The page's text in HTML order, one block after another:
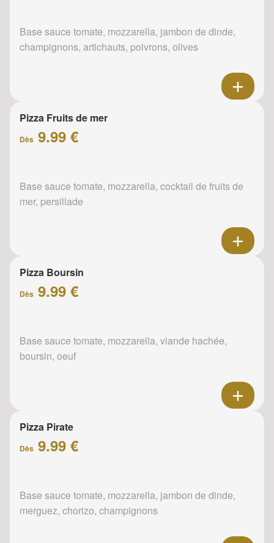
Base sauce tomate, mozzarella, jambon de dinde,
champignons, artichauts, poivrons, olives
Pizza Fruits de mer
Dès 9.99 €
Base sauce tomate, mozzarella, cocktail de fruits de
mer, persillade
Pizza Boursin
Dès 9.99 €
Base sauce tomate, mozzarella, viande hachée,
boursin, oeuf
Pizza Pirate
Dès 9.99 €
Base sauce tomate, mozzarella, jambon de dinde,
merguez, chorizo, champignons